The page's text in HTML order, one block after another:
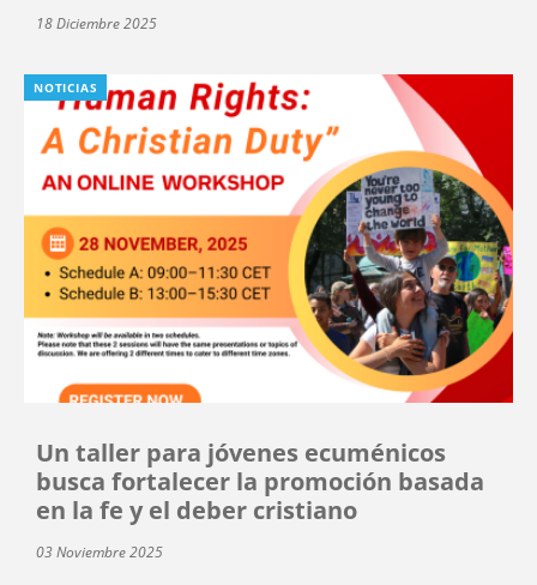
18 Diciembre 2025
NOTICIAS
Un taller para jóvenes ecuménicos
busca fortalecer la promoción basada
en la fe y el deber cristiano
03 Noviembre 2025